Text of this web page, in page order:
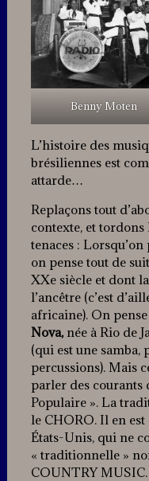
Benny Moten
L’histoire des
brésiliennes est
attarde…
Replaçons tout
contexte, et tordons
tenaces :
on pense tout de
XXe siècle et dont la
l’ancêtre (c’est
africaine). On
Nova, née à Rio de
(qui est une samba,
percussions). Mais
parler des
Populaire ». La
le CHORO. Il en
États-Unis, qui ne
« traditionnelle »
COUNTRY MUSIC.